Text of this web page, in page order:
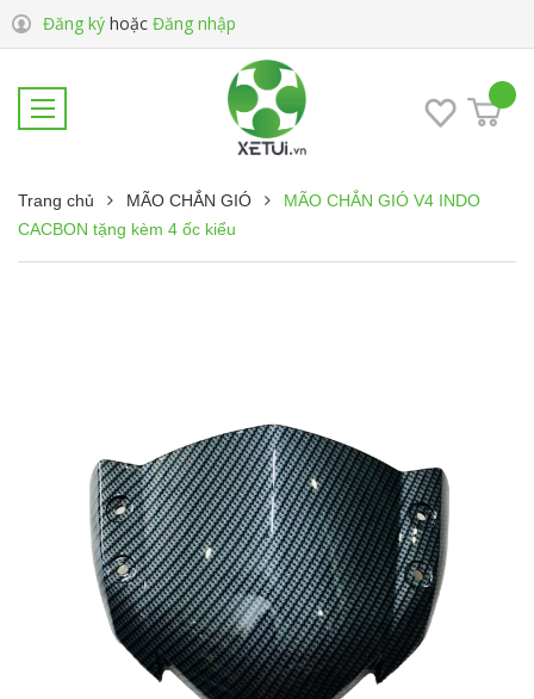
Đăng ký hoặc Đăng nhập
Trang chủ MÃO CHẮN GIÓ
MÃO CHẮN GIÓ V4 INDO
CACBON tặng kèm 4 ốc kiểu